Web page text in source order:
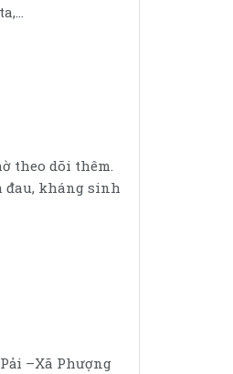
theo dõi thêm.
đau, kháng sinh
–Xã Phượng